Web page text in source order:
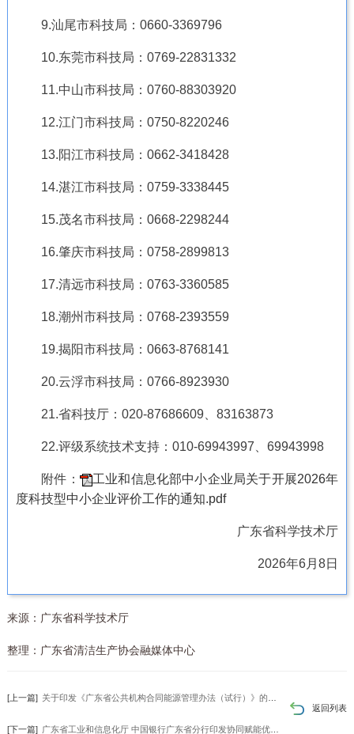
9.汕尾市科技局：0660-3369796
10.东莞市科技局：0769-22831332
11.中山市科技局：0760-88303920
12.江门市科技局：0750-8220246
13.阳江市科技局：0662-3418428
14.湛江市科技局：0759-3338445
15.茂名市科技局：0668-2298244
16.肇庆市科技局：0758-2899813
17.清远市科技局：0763-3360585
18.潮州市科技局：0768-2393559
19.揭阳市科技局：0663-8768141
20.云浮市科技局：0766-8923930
21.省科技厅：020-87686609、83163873
22.评级系统技术支持：010-69943997、69943998
附件：
工业和信息化部中小企业局关于开展2026年
度科技型中小企业评价工作的通知.pdf
广东省科学技术厅
2026年6月8日
来源： 广东省科学技术厅
整理：广东省清洁生产协会融媒体中心
返回列表
[上一篇] 关于印发《广东省公共机构合同能源管理办法（试行）》的通知
[下一篇] 广东省工业和信息化厅 中国银行广东省分行印发协同赋能优质中小企业梯度培育行动方案的通知